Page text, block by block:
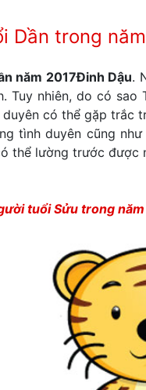
Dần trong
năm 2017Đinh Dậu.
Tuy nhiên, do có
có thể gặp trắc
tình duyên cũng
thể lường trước được
tuổi Sửu trong